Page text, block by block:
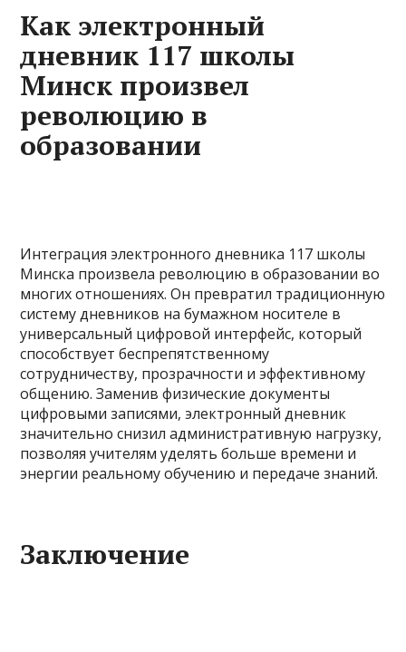
Как электронный
дневник 117 школы
Минск произвел
революцию в
образовании
Интеграция электронного дневника 117 школы
Минска произвела революцию в образовании во
многих отношениях. Он превратил традиционную
систему дневников на бумажном носителе в
универсальный цифровой интерфейс, который
способствует беспрепятственному
сотрудничеству, прозрачности и эффективному
общению. Заменив физические документы
цифровыми записями, электронный дневник
значительно снизил административную нагрузку,
позволяя учителям уделять больше времени и
энергии реальному обучению и передаче знаний.
Заключение